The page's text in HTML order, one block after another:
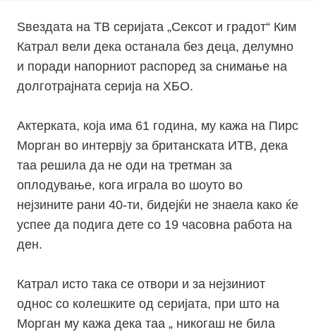
Ѕвездата на ТВ серијата „Сексот и градот“ Ким
Катрал вели дека останала без деца, делумно
и поради напорниот распоред за снимање на
долготрајната серија на ХБО.
Актерката, која има 61 година, му кажа на Пирс
Морган во интервју за британската ИТВ, дека
таа решила да не оди на третман за
оплодување, кога играла во шоуто во
нејзините рани 40-ти, бидејќи не знаела како ќе
успее да подига дете со 19 часовна работа на
ден.
Катрал исто така се отвори и за нејзиниот
однос со колешките од серијата, при што на
Морган му кажа дека таа „ никогаш не била